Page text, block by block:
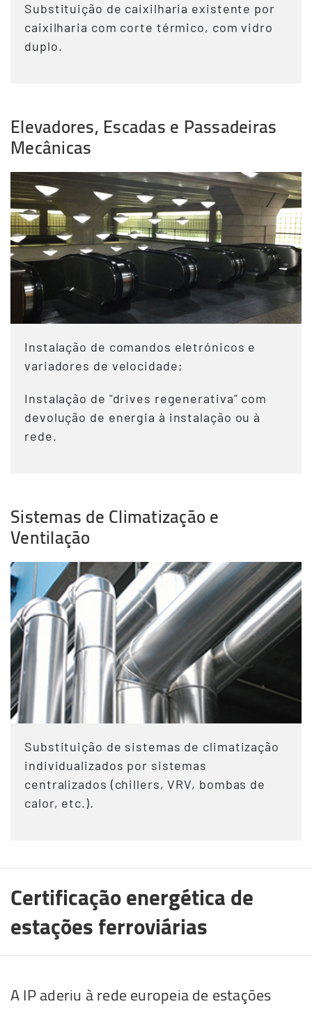
Substituição de caixilharia existente por
caixilharia com corte térmico, com vidro
duplo.
Elevadores, Escadas e Passadeiras
Mecânicas
Instalação de comandos eletrónicos e
variadores de velocidade;
Instalação de "drives regenerativa" com
devolução de energia à instalação ou à
rede.
Sistemas de Climatização e
Ventilação
Substituição de sistemas de climatização
individualizados por sistemas
centralizados (chillers, VRV, bombas de
calor, etc.).
Certificação energética de
estações ferroviárias
A IP aderiu à rede europeia de estações